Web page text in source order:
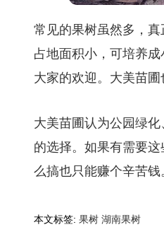
常见的果树虽然多，
占地面积小，可培养成
大家的欢迎。大美苗圃
大美苗圃认为公园绿
的选择。如果有需要
么搞也只能赚个辛苦钱
本文标签: 果树 湖南果树